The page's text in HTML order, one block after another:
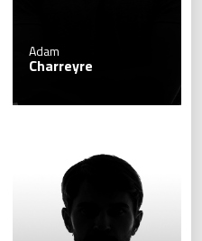
Adam
Charreyre